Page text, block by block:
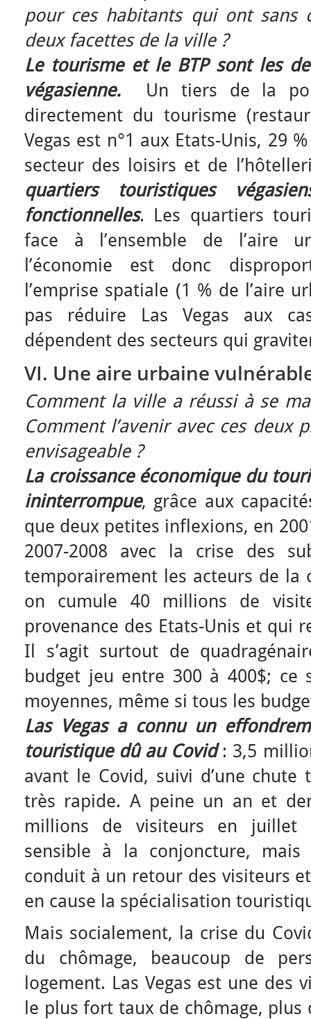
pour ces habitants qui ont sans
deux facettes de la ville ?
Le tourisme et le BTP sont les
végasienne. Un tiers de la
directement du tourisme
Vegas est n°1 aux Etats-Unis, 29
secteur des loisirs et de
quartiers touristiques
fonctionnelles. Les quartiers
face à l’ensemble de l’aire
l’économie est donc
l’emprise spatiale (1 % de l’aire
pas réduire Las Vegas aux
dépendent des secteurs qui
VI. Une aire urbaine
Comment la ville a réussi à se
Comment l’avenir avec ces deux
envisageable ?
La croissance économique du
ininterrompue, grâce aux
que deux petites inflexions, en
2007-2008 avec la crise des
temporairement les acteurs de la
on cumule 40 millions de
provenance des Etats-Unis et qui
Il s’agit surtout de
budget jeu entre 300 à 400$; ce
moyennes, même si tous les
Las Vegas a connu un
touristique dû au Covid: 3,5
avant le Covid, suivi d’une chute
très rapide. A peine un an et
millions de visiteurs en juillet
sensible à la conjoncture,
conduit à un retour des visiteurs
en cause la spécialisation
Mais socialement, la crise du
du chômage, beaucoup de
logement. Las Vegas est une des
le plus fort taux de chômage, plus